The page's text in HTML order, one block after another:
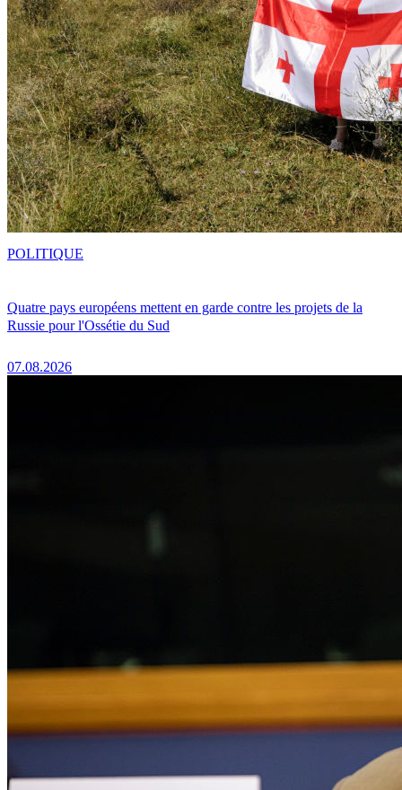
Quatre pays européens mettent en garde contre les projets de la
Russie pour l'Ossétie du Sud
07.08.2026
POLITIQUE